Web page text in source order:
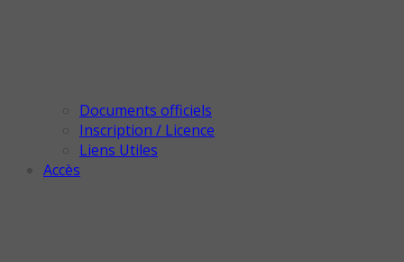
Documents officiels
Inscription / Licence
Liens Utiles
Accès